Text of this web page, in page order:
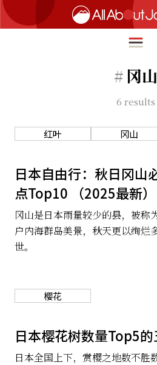
旅行
美食
文化
热点
关于我们
# 冈山
6 results
红叶 冈山
日本自由行：秋日冈山
点Top10 （2025最新）
冈山是日本雨量较少的县，被
户内海群岛美景，秋天更以绚烂
世。
樱花
日本樱花树数量Top5
日本全国上下，赏樱之地数不胜